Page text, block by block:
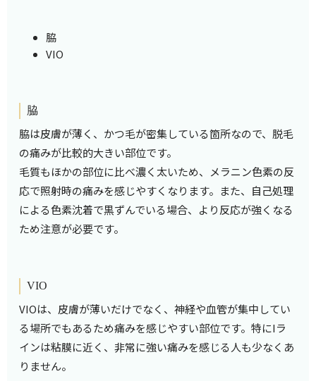
脇
VIO
脇
脇は皮膚が薄く、かつ毛が密集している箇所なので、脱毛
の痛みが比較的大きい部位です。
毛質もほかの部位に比べ濃く太いため、メラニン色素の反
応で照射時の痛みを感じやすくなります。また、自己処理
による色素沈着で黒ずんでいる場合、より反応が強くなる
ため注意が必要です。
VIO
VIOは、皮膚が薄いだけでなく、神経や血管が集中してい
る場所でもあるため痛みを感じやすい部位です。特にIラ
インは粘膜に近く、非常に強い痛みを感じる人も少なくあ
りません。